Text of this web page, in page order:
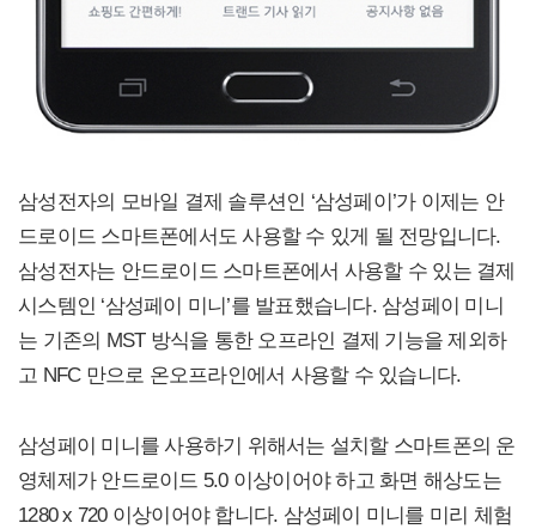
삼성전자의 모바일 결제 솔루션인 ‘삼성페이’가 이제는 안
드로이드 스마트폰에서도 사용할 수 있게 될 전망입니다.
삼성전자는 안드로이드 스마트폰에서 사용할 수 있는 결제
시스템인 ‘삼성페이 미니’를 발표했습니다. 삼성페이 미니
는 기존의 MST 방식을 통한 오프라인 결제 기능을 제외하
고 NFC 만으로 온오프라인에서 사용할 수 있습니다.
삼성페이 미니를 사용하기 위해서는 설치할 스마트폰의 운
영체제가 안드로이드 5.0 이상이어야 하고 화면 해상도는
1280 x 720 이상이어야 합니다. 삼성페이 미니를 미리 체험